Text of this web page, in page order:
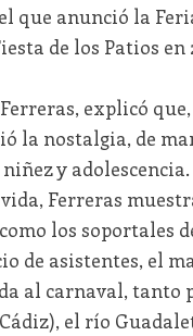
que anunció la
de los Patios en
explicó
la nostalgia, de
y
Ferreras
los soportales
de asistentes, el
al carnaval, tanto
el río